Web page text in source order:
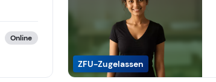
Online
ZFU-Zugelassen